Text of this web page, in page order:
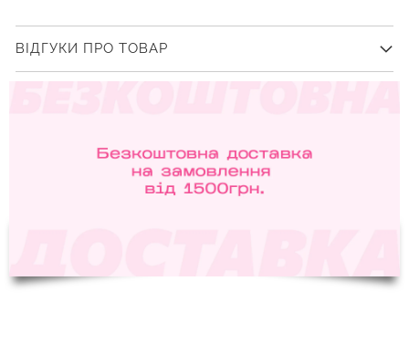
ВІДГУКИ ПРО ТОВАР